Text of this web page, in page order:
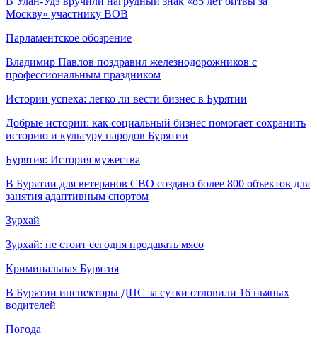
Москву» участнику ВОВ
Парламентское обозрение
Владимир Павлов поздравил железнодорожников с
профессиональным праздником
Истории успеха: легко ли вести бизнес в Бурятии
Добрые истории: как социальный бизнес помогает сохранить
историю и культуру народов Бурятии
Бурятия: История мужества
В Бурятии для ветеранов СВО создано более 800 объектов для
занятия адаптивным спортом
Зурхай
Зурхай: не стоит сегодня продавать мясо
Криминальная Бурятия
В Бурятии инспекторы ДПС за сутки отловили 16 пьяных
водителей
Погода